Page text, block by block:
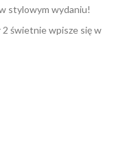
stylowym wydaniu!
świetnie wpisze się w